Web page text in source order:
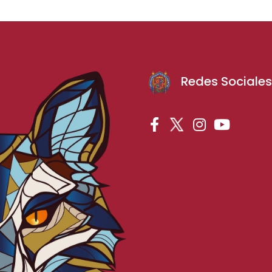
Redes Sociales